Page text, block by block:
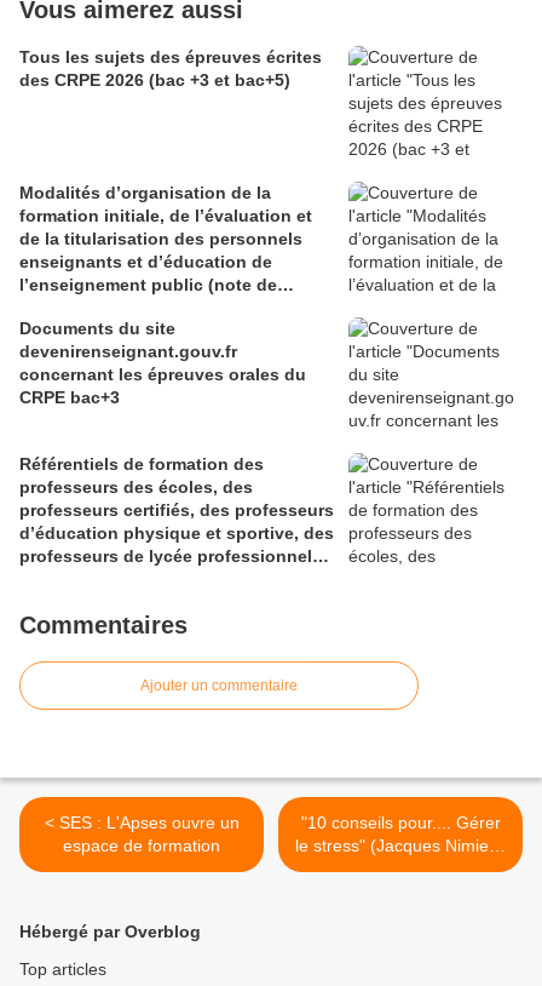
Vous aimerez aussi
Tous les sujets des épreuves écrites
des CRPE 2026 (bac +3 et bac+5)
Modalités d’organisation de la
formation initiale, de l’évaluation et
de la titularisation des personnels
enseignants et d’éducation de
l’enseignement public (note de
Documents du site
devenirenseignant.gouv.fr
concernant les épreuves orales du
CRPE bac+3
Référentiels de formation des
professeurs des écoles, des
professeurs certifiés, des professeurs
d’éducation physique et sportive, des
professeurs de lycée professionnel
et des conseillers principaux
n° 1 du 28 mai 2026)
Commentaires
Ajouter un commentaire
< SES : L'Apses ouvre un
espace de formation
"10 conseils pour.... Gérer
le stress" (Jacques Nimier -
Café pédagogique) >
Hébergé par Overblog
Top articles